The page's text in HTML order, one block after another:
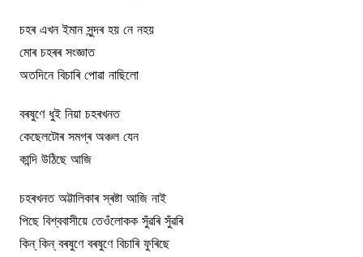
চহৰ এখন ইমান সুন্দৰ হয় নে নহয়
মোৰ চহৰৰ সংজ্ঞাত
অতদিনে বিচাৰি পোৱা নাছিলো
বৰষুণে ধুই নিয়া চহৰখনত
কেছেলটোৰ সমগ্ৰ অঞ্চল যেন
কান্দি উঠিছে আজি
চহৰখনত অট্টালিকাৰ স্ৰষ্টা আজি নাই
পিছে বিশ্ববাসীয়ে তেওঁলোকক সুঁৱৰি সুঁৱৰি
কিন্‌ কিন্‌ বৰষুণে বৰষুণে বিচাৰি ফুৰিছে